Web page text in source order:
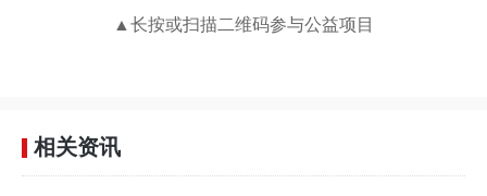
▲长按或扫描二维码参与公益项目
相关资讯